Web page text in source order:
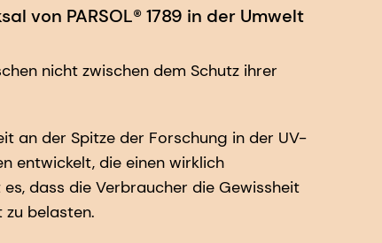
von PARSOL® 1789 in der Umwelt
nicht zwischen dem Schutz ihrer
an der Spitze der Forschung in der UV-
entwickelt, die einen wirklich
dass die Verbraucher die Gewissheit
belasten.